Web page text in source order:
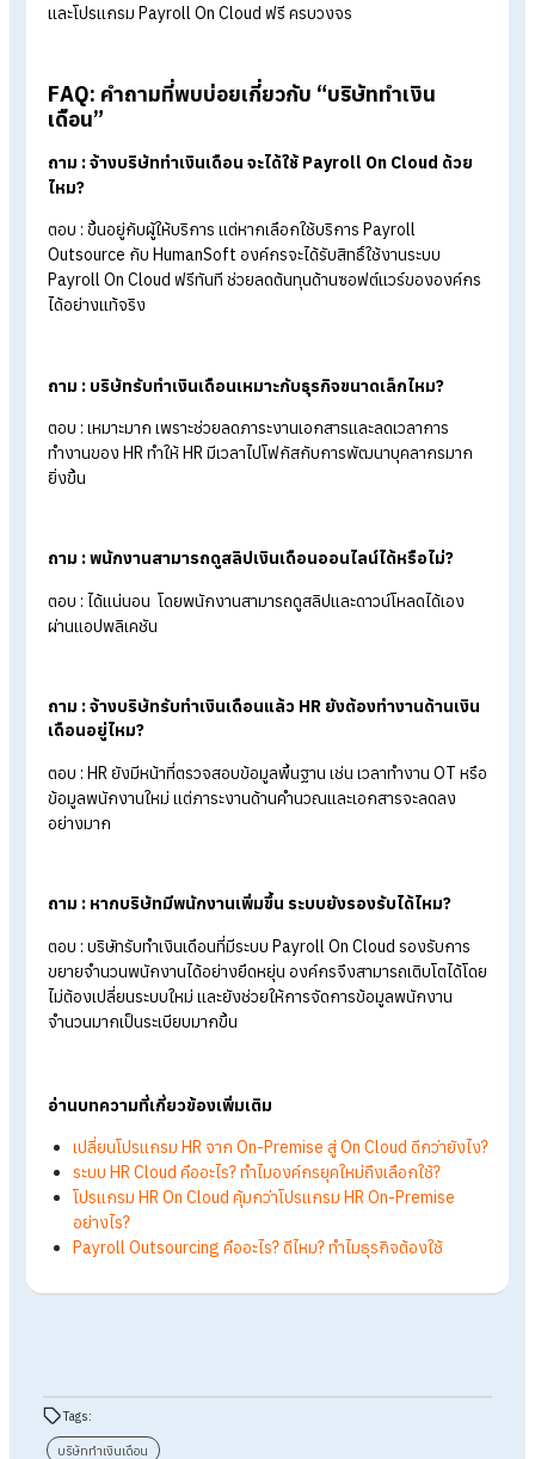
มาตรฐานด้านความปลอดภัยและกำหนดสิทธิ์การเข้าถึงข้อมูล เพื่อ
มีทีมซัพพอร์ตและบริการหลังการขาย
หากเกิดปัญหาในการใช้งาน ควรมีทีมงานช่วยดูแลและให้คำแนะนำ
รวดเร็ว
สรุปจ้างบริษัททำเงินเดือน ได้ใช้ Payroll
บริษัทรับทำเงินเดือน (Payroll Outsource) หลายแห่งมักมาพร้อม
โปรแกรม Payroll On Cloud ที่ช่วยให้ HR ตรวจสอบและจัดการ
ข้อมูลเงินเดือน ภาษี ประกันสังคม และข้อมูลพนักงานได้สะดวกขึ้น
แบบเรียลไทม์ ช่วยลดงานเอกสารและข้อผิดพลาดได้อย่างมี
สำหรับองค์กรที่กำลังมองหาบริการ Payroll Outsource พร้อม
ระบบ Payroll On Cloud ที่ใช้งานง่าย และมีทีมผู้เชี่ยวชาญคอยดู
การควบคุมงบประมาณ เพราะได้ทั้งบริการรับทำเงินเดือนมืออาชีพ
และโปรแกรม Payroll On Cloud ฟรี ครบวงจร
FAQ: คำถามที่พบบ่อยเกี่ยวกับ “บริษัททำเงิน
ถาม : จ้างบริษัททำเงินเดือน จะได้ใช้ Payroll On Cloud ด้ว
ตอบ : ขึ้นอยู่กับผู้ให้บริการ แต่หากเลือกใช้บริการ Payroll
Outsource กับ HumanSoft องค์กรจะได้รับสิทธิ์ใช้งานระบบ
Payroll On Cloud ฟรีทันที ช่วยลดต้นทุนด้านซอฟต์แวร์ขององค์
ถาม : บริษัทรับทำเงินเดือนเหมาะกับธุรกิจขนาดเล็กไหม?
ตอบ : เหมาะมาก เพราะช่วยลดภาระงานเอกสารและลดเวลาการ
ทำงานของ HR ทำให้ HR มีเวลาไปโฟกัสกับการพัฒนาบุคลากรมา
ยิ่งขึ้น
ตอบ : ได้แน่นอน โดยพนักงานสามารถดูสลิปและดาวน์โหลดได้เอง
ผ่านแอปพลิเคชัน